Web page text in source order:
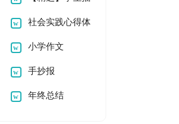
6篇
写小学的作文400字
九篇
社会实践心得体
会(通用15篇)
小学作文
手抄报
年终总结